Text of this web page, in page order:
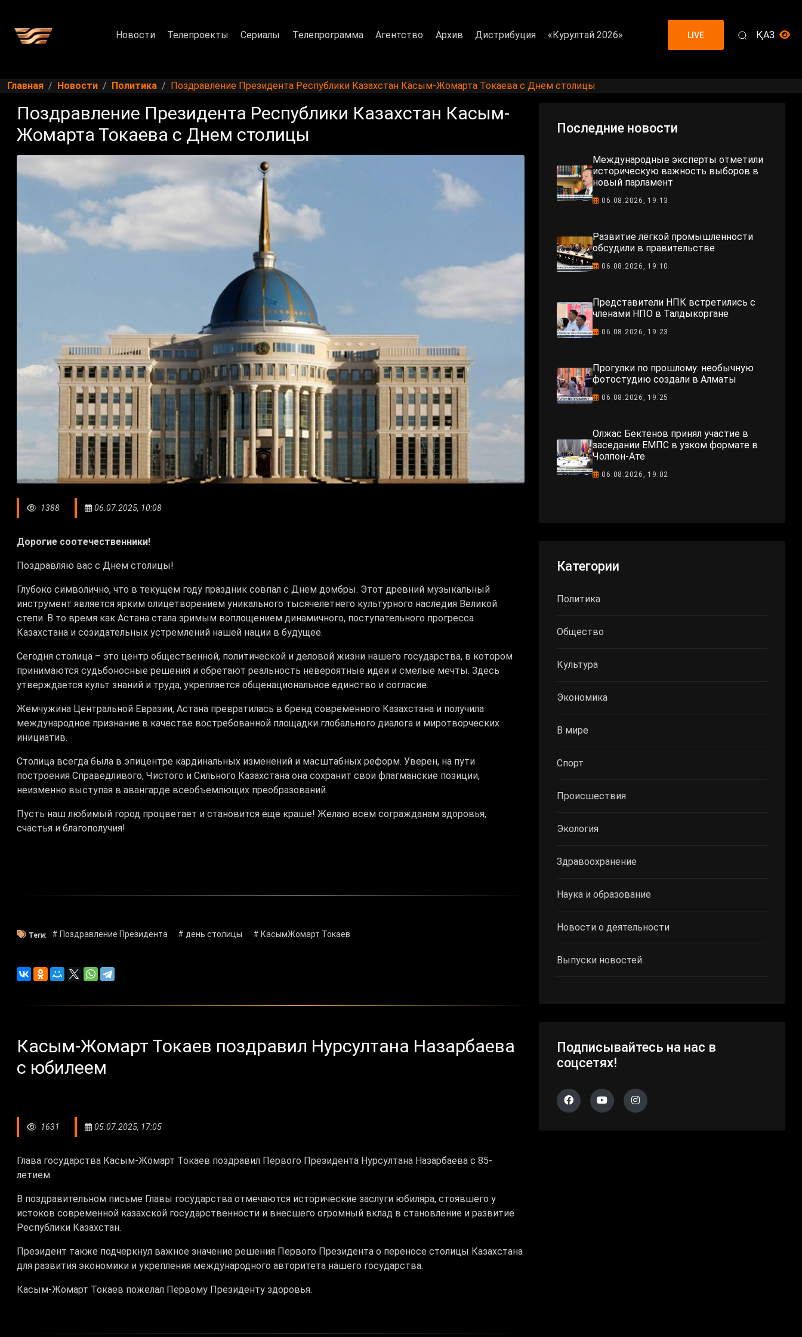
Новости Телепроекты Сериалы Телепрограмма Агентство Архив Дистрибуция «Курултай 2026» LIVE ҚАЗ
Главная Новости Политика Поздравление Президента Республики Казахстан Касым-Жомарта Токаева с Днем столицы
Поздравление Президента Республики Казахстан Касым-
Жомарта Токаева с Днем столицы
1388 06.07.2025, 10:08
Дорогие соотечественники!
Поздравляю вас с Днем столицы!
Глубоко символично, что в текущем году праздник совпал с Днем домбры. Этот древний музыкальный
инструмент является ярким олицетворением уникального тысячелетнего культурного наследия Великой
степи. В то время как Астана стала зримым воплощением динамичного, поступательного прогресса
Казахстана и созидательных устремлений нашей нации в будущее.
Сегодня столица – это центр общественной, политической и деловой жизни нашего государства, в котором
принимаются судьбоносные решения и обретают реальность невероятные идеи и смелые мечты. Здесь
утверждается культ знаний и труда, укрепляется общенациональное единство и согласие.
Жемчужина Центральной Евразии, Астана превратилась в бренд современного Казахстана и получила
международное признание в качестве востребованной площадки глобального диалога и миротворческих
инициатив.
Столица всегда была в эпицентре кардинальных изменений и масштабных реформ. Уверен, на пути
построения Справедливого, Чистого и Сильного Казахстана она сохранит свои флагманские позиции,
неизменно выступая в авангарде всеобъемлющих преобразований.
Пусть наш любимый город процветает и становится еще краше! Желаю всем согражданам здоровья,
счастья и благополучия!
Теги: # Поздравление Президента # день столицы # КасымЖомарт Токаев
Касым-Жомарт Токаев поздравил Нурсултана Назарбаева
с юбилеем
1631 05.07.2025, 17:05
Глава государства Касым-Жомарт Токаев поздравил Первого Президента Нурсултана Назарбаева с 85-
летием.
В поздравительном письме Главы государства отмечаются исторические заслуги юбиляра, стоявшего у
истоков современной казахской государственности и внесшего огромный вклад в становление и развитие
Республики Казахстан.
Президент также подчеркнул важное значение решения Первого Президента о переносе столицы Казахстана
для развития экономики и укрепления международного авторитета нашего государства.
Касым-Жомарт Токаев пожелал Первому Президенту здоровья.
Последние новости
Международные эксперты отметили
историческую важность выборов в
новый парламент
06.08.2026, 19:13
Развитие лёгкой промышленности
обсудили в правительстве
06.08.2026, 19:10
Представители НПК встретились с
членами НПО в Талдыкоргане
06.08.2026, 19:23
Прогулки по прошлому: необычную
фотостудию создали в Алматы
06.08.2026, 19:25
Олжас Бектенов принял участие в
заседании ЕМПС в узком формате в
Чолпон-Ате
06.08.2026, 19:02
Категории
Политика
Общество
Культура
Экономика
В мире
Спорт
Происшествия
Экология
Здравоохранение
Наука и образование
Новости о деятельности
Выпуски новостей
Подписывайтесь на нас в
соцсетях!